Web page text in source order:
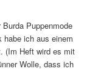
Puppenmode
habe ich aus einem
(Im Heft wird es mit
Wolle, dass ich